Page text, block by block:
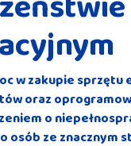
w zakupie
oraz
o
osób ze znacznym